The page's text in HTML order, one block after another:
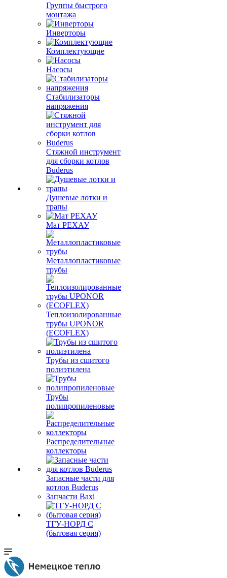
Группы быстрого
монтажа
Инверторы
Комплектующие
Насосы
Стабилизаторы
напряжения
Стяжной инструмент
для сборки котлов
Buderus
Душевые лотки и
трапы
Мат РЕХАУ
Металлопластиковые
трубы
Теплоизолированные
трубы UPONOR
(ECOFLEX)
Трубы из сшитого
полиэтилена
Трубы
полипропиленовые
Распределительные
коллекторы
Запасные части для
котлов Buderus
Запчасти Baxi
ТГУ-НОРД С
(бытовая серия)